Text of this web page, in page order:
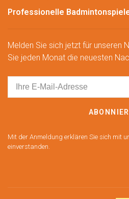
Professionelle
Melden Sie sich jetzt für unseren
Sie jeden Monat die neuesten
Mit der Anmeldung erklären Sie sich mit
einverstanden.